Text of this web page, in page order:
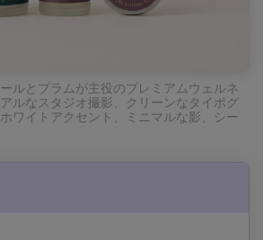
ルとプラムが主役のプレミアムウェルネ
ルなスタジオ撮影、クリーンなタイポグ
ワイトアクセント、ミニマルな影、シー